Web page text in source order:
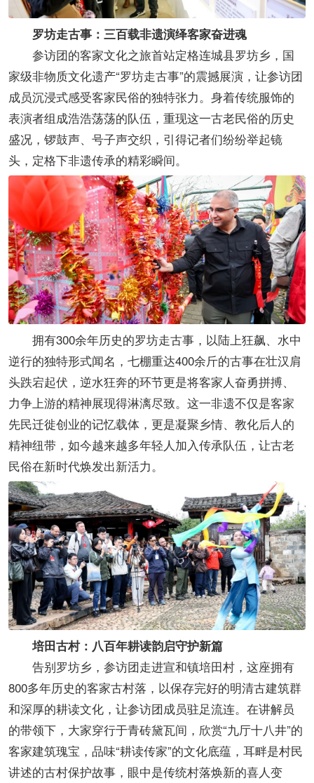
罗坊走古事：三百载非遗演绎客家奋进魂
参访团的客家文化之旅首站定格连城县罗坊乡，国
家级非物质文化遗产“罗坊走古事”的震撼展演，让参访团
成员沉浸式感受客家民俗的独特张力。身着传统服饰的
表演者组成浩浩荡荡的队伍，重现这一古老民俗的历史
盛况，锣鼓声、号子声交织，引得记者们纷纷举起镜
头，定格下非遗传承的精彩瞬间。
拥有300余年历史的罗坊走古事，以陆上狂飙、水中
逆行的独特形式闻名，七棚重达400余斤的古事在壮汉肩
头跌宕起伏，逆水狂奔的环节更是将客家人奋勇拼搏、
力争上游的精神展现得淋漓尽致。这一非遗不仅是客家
先民迁徙创业的记忆载体，更是凝聚乡情、教化后人的
精神纽带，如今越来越多年轻人加入传承队伍，让古老
民俗在新时代焕发出新活力。
培田古村：八百年耕读韵启守护新篇
告别罗坊乡，参访团走进宣和镇培田村，这座拥有
800多年历史的客家古村落，以保存完好的明清古建筑群
和深厚的耕读文化，让参访团成员驻足流连。在讲解员
的带领下，大家穿行于青砖黛瓦间，欣赏“九厅十八井”的
客家建筑瑰宝，品味“耕读传家”的文化底蕴，耳畔是村民
讲述的古村保护故事，眼中是传统村落焕新的喜人变